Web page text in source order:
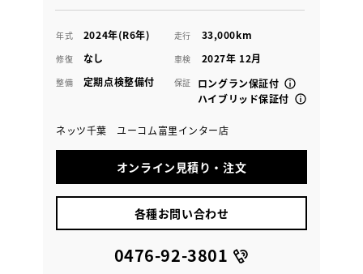
年式 2024年(R6年) 走行 33,000km
修復 なし 車検 2027年 12月
整備 定期点検整備付 保証
ロングラン保証付
ハイブリッド保証付
ネッツ千葉 ユーコム富里インター店
オンライン見積り・注文
各種お問い合わせ
0476-92-3801